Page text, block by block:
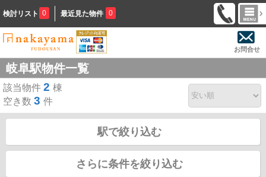
検討リスト 0 最近見た物件 0
お問合せ
岐阜駅物件一覧
該当物件 2 棟
空き数 3 件
駅で絞り込む
さらに条件を絞り込む